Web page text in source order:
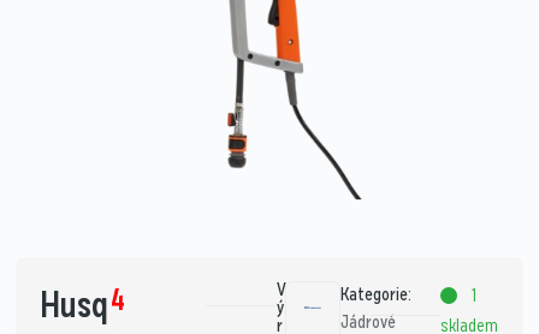
Husq4
V
ý
r
Kategorie:
Jádrové
1
skladem